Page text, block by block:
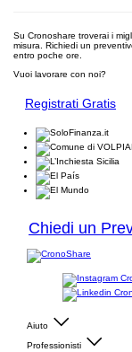
Su Cronoshare troverai i
misura. Richiedi un
entro poche ore.
Vuoi lavorare con noi?
Registrati Gratis
Chiedi un
Aiuto
Professionisti